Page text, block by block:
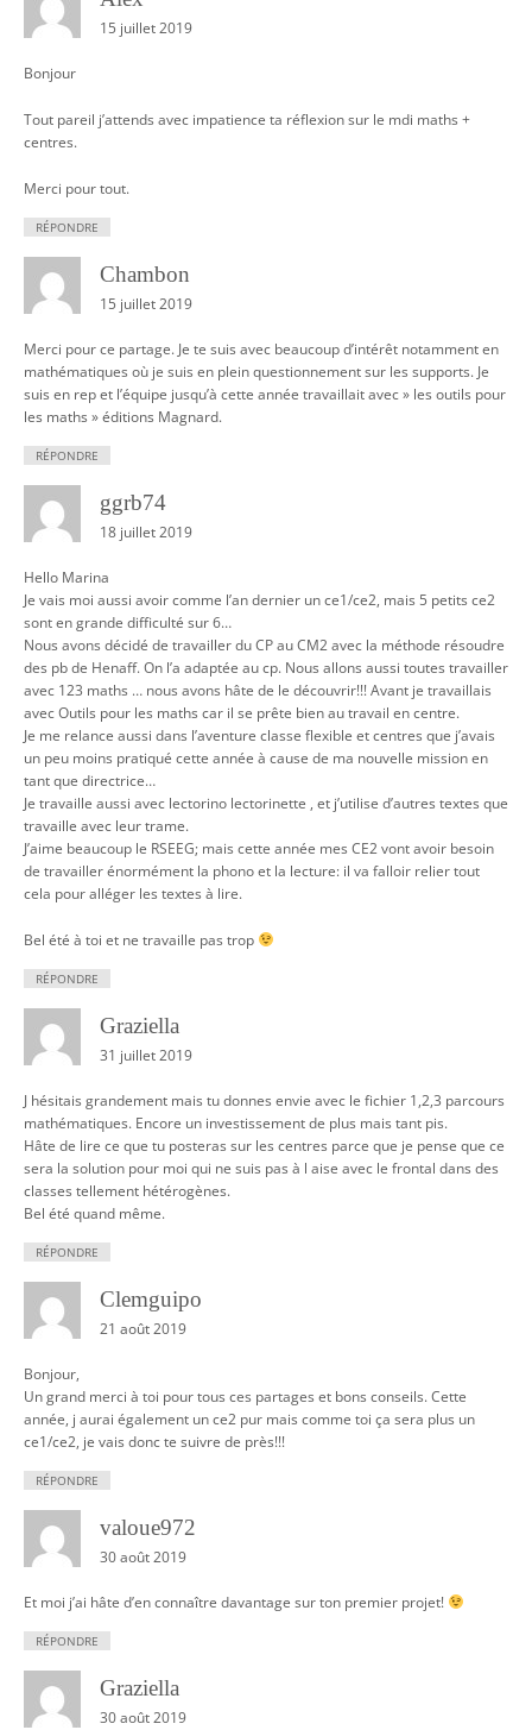
15 juillet 2019
Bonjour
Tout pareil j’attends avec impatience ta réflexion sur le mdi maths +
centres.
Merci pour tout.
RÉPONDRE
Chambon
15 juillet 2019
Merci pour ce partage. Je te suis avec beaucoup d’intérêt notamment en
mathématiques où je suis en plein questionnement sur les supports. Je
suis en rep et l’équipe jusqu’à cette année travaillait avec » les outils pour
les maths » éditions Magnard.
RÉPONDRE
ggrb74
18 juillet 2019
Hello Marina
Je vais moi aussi avoir comme l’an dernier un ce1/ce2, mais 5 petits ce2
sont en grande difficulté sur 6…
Nous avons décidé de travailler du CP au CM2 avec la méthode résoudre
des pb de Henaff. On l’a adaptée au cp. Nous allons aussi toutes travailler
avec 123 maths … nous avons hâte de le découvrir!!! Avant je travaillais
avec Outils pour les maths car il se prête bien au travail en centre.
Je me relance aussi dans l’aventure classe flexible et centres que j’avais
un peu moins pratiqué cette année à cause de ma nouvelle mission en
tant que directrice…
Je travaille aussi avec lectorino lectorinette , et j’utilise d’autres textes que
travaille avec leur trame.
J’aime beaucoup le RSEEG; mais cette année mes CE2 vont avoir besoin
de travailler énormément la phono et la lecture: il va falloir relier tout
cela pour alléger les textes à lire.
Bel été à toi et ne travaille pas trop
RÉPONDRE
Graziella
31 juillet 2019
J hésitais grandement mais tu donnes envie avec le fichier 1,2,3 parcours
mathématiques. Encore un investissement de plus mais tant pis.
Hâte de lire ce que tu posteras sur les centres parce que je pense que ce
sera la solution pour moi qui ne suis pas à l aise avec le frontal dans des
classes tellement hétérogènes.
Bel été quand même.
RÉPONDRE
Clemguipo
21 août 2019
Bonjour,
Un grand merci à toi pour tous ces partages et bons conseils. Cette
année, j aurai également un ce2 pur mais comme toi ça sera plus un
ce1/ce2, je vais donc te suivre de près!!!
RÉPONDRE
valoue972
30 août 2019
Et moi j’ai hâte d’en connaître davantage sur ton premier projet!
RÉPONDRE
Graziella
30 août 2019